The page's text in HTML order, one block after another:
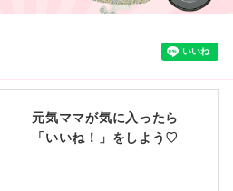
元気ママが気に入ったら
「いいね！」をしよう♡